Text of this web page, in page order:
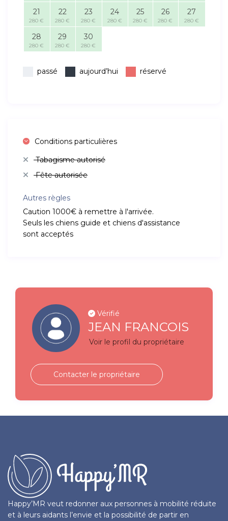
21
280 €
22
280 €
23
280 €
24
280 €
25
280 €
26
280 €
27
280 €
28
280 €
29
280 €
30
280 €
passé aujourd’hui réservé
Conditions particulières
Tabagisme autorisé
Fête autorisée
Autres règles
Caution 1000€ à remettre à l'arrivée.
Seuls les chiens guide et chiens d'assistance
sont acceptés
Vérifié
JEAN FRANCOIS
Voir le profil du propriétaire
Contacter le propriétaire
Happy’MR veut redonner aux personnes à mobilité réduite
et à leurs aidants l’envie et la possibilité de partir en